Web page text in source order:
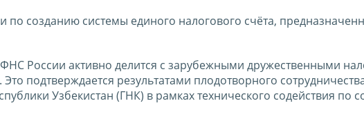
созданию системы единого налогового счёта,
России активно делится с зарубежными дружественными
подтверждается результатами плодотворного
Узбекистан (ГНК) в рамках технического содействия по